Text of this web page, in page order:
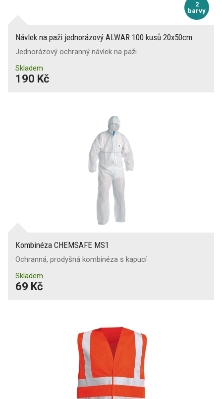
2
barvy
Návlek na paži jednorázový ALWAR 100 kusů 20x50cm
Jednorázový ochranný návlek na paži
Skladem
190 Kč
Kombinéza CHEMSAFE MS1
Ochranná, prodyšná kombinéza s kapucí
Skladem
69 Kč